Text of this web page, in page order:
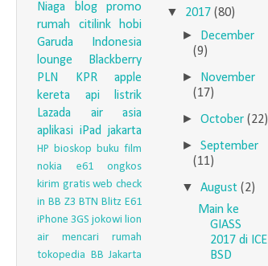
Niaga
blog
promo
rumah
citilink
hobi
Garuda Indonesia
lounge
Blackberry
PLN
KPR
apple
kereta api
listrik
Lazada
air asia
aplikasi iPad jakarta
HP bioskop buku film
nokia e61
ongkos
kirim gratis web check
in BB Z3 BTN Blitz E61
iPhone 3GS jokowi lion
air
mencari rumah
tokopedia BB Jakarta
▼ 2017 (80)
►
December
(9)
►
November
(17)
►October(22)
►September
(11)
▼August(2)
Main ke
GIASS
2017 di ICE
BSD